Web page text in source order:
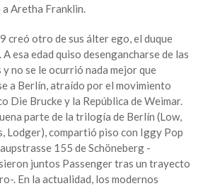
a Aretha Franklin.
creó otro de sus álter ego, el duque
A esa edad quiso desengancharse de las
y no se le ocurrió nada mejor que
a Berlín, atraído por el movimiento
Die Brucke y la República de Weimar.
parte de la trilogía de Berlín (Low,
Lodger), compartió piso con Iggy Pop
155 de Schöneberg -
juntos Passenger tras un trayecto
. En la actualidad, los modernos